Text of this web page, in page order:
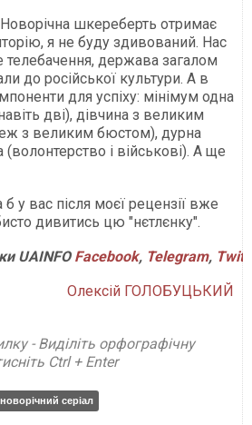
шкереберть отримає
я не буду здивований. Нас
держава загалом
до російської культури. А в
для успіху: мінімум одна
дві), дівчина з великим
з великим бюстом), дурна
(волонтерство і військові). А ще
у вас після моєї рецензії вже
дивитись цю "нєтлєнку".
UAINFO Facebook, Telegram,
Олексій ГОЛОБУЦЬКИЙ
- Виділіть орфографічну
Ctrl + Enter
новорічний серіал